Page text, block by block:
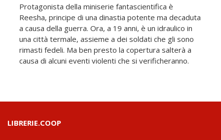
Protagonista della miniserie fantascientifica è
Reesha, principe di una dinastia potente ma decaduta
a causa della guerra. Ora, a 19 anni, è un idraulico in
una città termale, assieme a dei soldati che gli sono
rimasti fedeli. Ma ben presto la copertura salterà a
causa di alcuni eventi violenti che si verificheranno.
LIBRERIE.COOP